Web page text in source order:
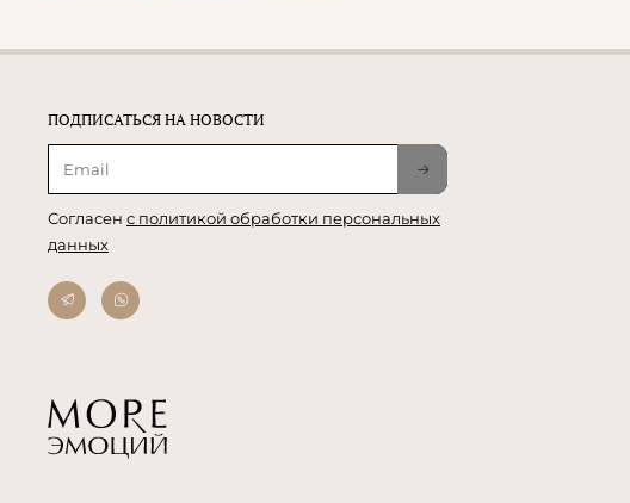
ПОДПИСАТЬСЯ НА НОВОСТИ
Согласен с политикой обработки персональных
данных